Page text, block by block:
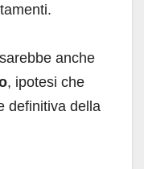
anche
, ipotesi che
definitiva della